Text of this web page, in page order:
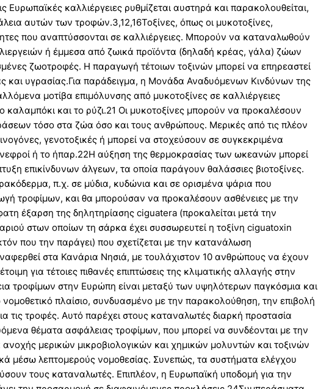
καλλιέργειες ρυθμίζεται αυστηρά και παρακολουθείται,
αυτών των τροφών.3,12,16Τοξίνες, όπως οι μυκοτοξίνες,
που αναπτύσσονται σε καλλιέργειες. Μπορούν να καταναλωθούν
ή έμμεσα από ζωικά προϊόντα (δηλαδή κρέας, γάλα) ζώων
ζωοτροφές. Η παραγωγή τέτοιων τοξινών μπορεί να επηρεαστεί
και υγρασίας.Για παράδειγμα, η Μονάδα Αναδυόμενων Κινδύνων της
μοτίβα επιμόλυνσης από μυκοτοξίνες σε καλλιέργειες
καλαμπόκι και το ρύζι.21 Οι μυκοτοξίνες μπορούν να προκαλέσουν
τόσο στα ζώα όσο και τους ανθρώπους. Μερικές από τις πλέον
γενοτοξικές ή μπορεί να στοχεύσουν σε συγκεκριμένα
ή το ήπαρ.22Η αύξηση της θερμοκρασίας των ωκεανών μπορεί
επικίνδυνων άλγεων, τα οποία παράγουν θαλάσσιες βιοτοξίνες.
π.χ. σε μύδια, κυδώνια και σε ορισμένα ψάρια που
τροφίμων, και θα μπορούσαν να προκαλέσουν ασθένειες με την
έξαρση της δηλητηρίασης ciguatera (προκαλείται μετά την
στων οποίων τη σάρκα έχει συσσωρευτεί η τοξίνη ciguatoxin
που την παράγει) που σχετίζεται με την κατανάλωση
στα Κανάρια Νησιά, με τουλάχιστον 10 ανθρώπους να έχουν
για τέτοιες πιθανές επιπτώσεις της κλιματικής αλλαγής στην
τροφίμων στην Ευρώπη είναι μεταξύ των υψηλότερων παγκόσμια και
πλαίσιο, συνδυασμένο με την παρακολούθηση, την επιβολή
τις τροφές. Αυτό παρέχει στους καταναλωτές διαρκή προστασία
θέματα ασφάλειας τροφίμων, που μπορεί να συνδέονται με την
μερικών μικροβιολογικών και χημικών μολυντών και τοξινών
μέσω λεπτομερούς νομοθεσίας. Συνεπώς, τα συστήματα ελέγχου
τους καταναλωτές. Επιπλέον, η Ευρωπαϊκή υποδομή για την